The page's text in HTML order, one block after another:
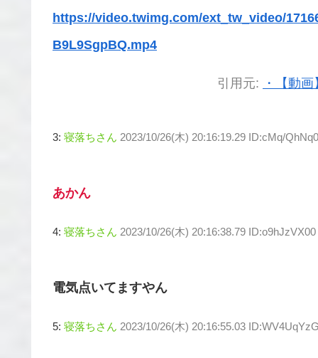
https://video.twimg.com/ext_tw_video/
B9L9SgpBQ.mp4
引用元: ・【動
3: 寝落ちさん 2023/10/26(木) 20:16:19.29 ID:cMq/QhNq0
あかん
4: 寝落ちさん 2023/10/26(木) 20:16:38.79 ID:o9hJzVX00
電気点いてますやん
5: 寝落ちさん 2023/10/26(木) 20:16:55.03